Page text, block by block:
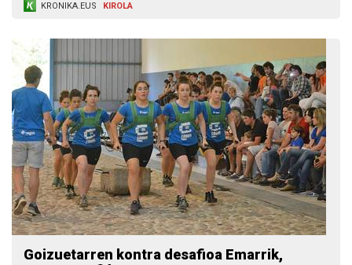
KRONIKA.EUS KIROLA
Goizuetarren kontra desafioa Emarrik,